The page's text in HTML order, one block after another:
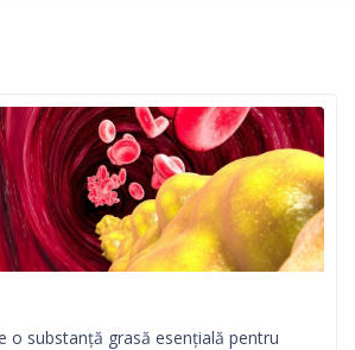
o substanță grasă esențială pentru